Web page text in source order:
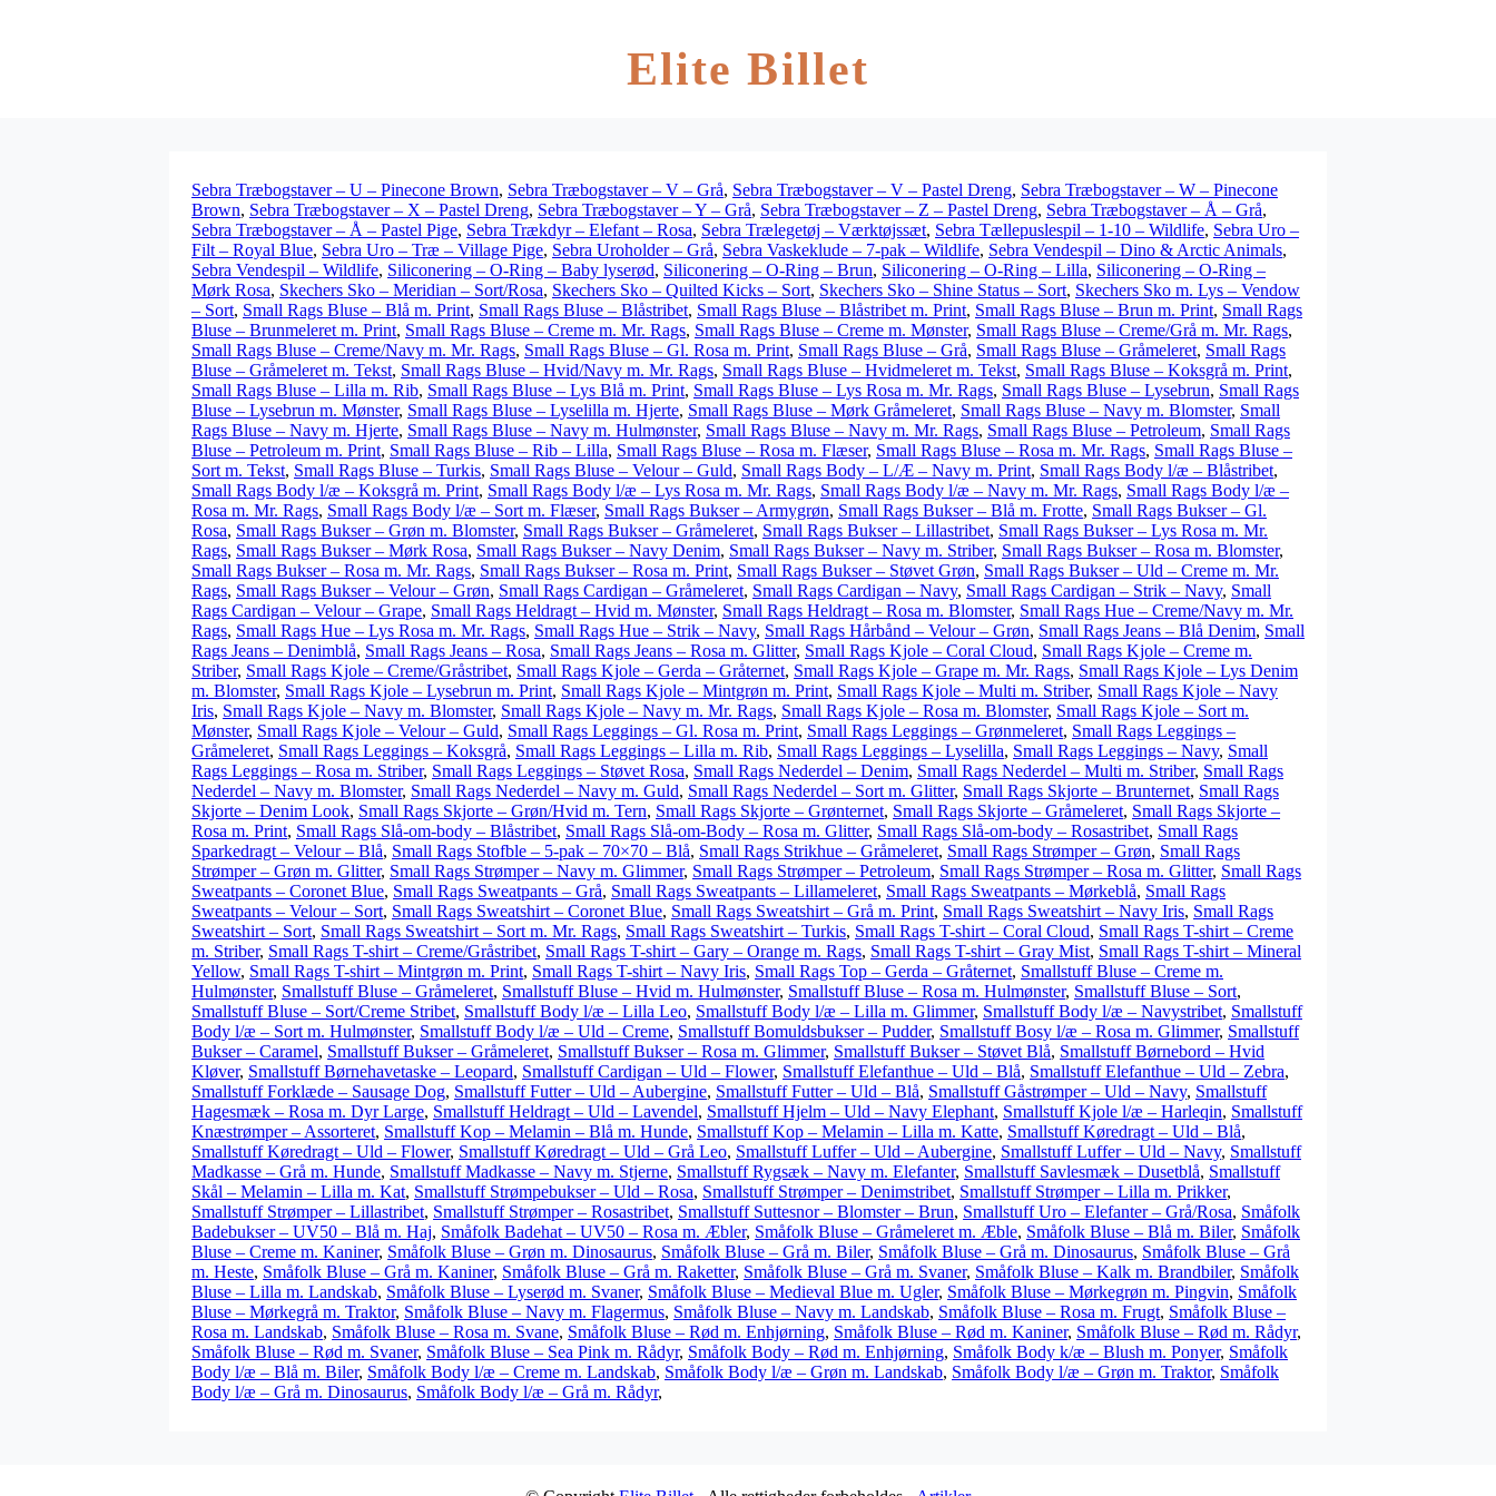
Elite Billet
Sebra Træbogstaver – U – Pinecone Brown, Sebra Træbogstaver – V – Grå, Sebra Træbogstaver – V – Pastel Dreng, Sebra Træbogstaver – W – Pinecone
Brown, Sebra Træbogstaver – X – Pastel Dreng, Sebra Træbogstaver – Y – Grå, Sebra Træbogstaver – Z – Pastel Dreng, Sebra Træbogstaver – Å – Grå,
Sebra Træbogstaver – Å – Pastel Pige, Sebra Trækdyr – Elefant – Rosa, Sebra Trælegetøj – Værktøjssæt, Sebra Tællepuslespil – 1-10 – Wildlife, Sebra Uro –
Filt – Royal Blue, Sebra Uro – Træ – Village Pige, Sebra Uroholder – Grå, Sebra Vaskeklude – 7-pak – Wildlife, Sebra Vendespil – Dino & Arctic Animals,
Sebra Vendespil – Wildlife, Siliconering – O-Ring – Baby lyserød, Siliconering – O-Ring – Brun, Siliconering – O-Ring – Lilla, Siliconering – O-Ring –
Mørk Rosa, Skechers Sko – Meridian – Sort/Rosa, Skechers Sko – Quilted Kicks – Sort, Skechers Sko – Shine Status – Sort, Skechers Sko m. Lys – Vendow
– Sort, Small Rags Bluse – Blå m. Print, Small Rags Bluse – Blåstribet, Small Rags Bluse – Blåstribet m. Print, Small Rags Bluse – Brun m. Print, Small Rags
Bluse – Brunmeleret m. Print, Small Rags Bluse – Creme m. Mr. Rags, Small Rags Bluse – Creme m. Mønster, Small Rags Bluse – Creme/Grå m. Mr. Rags,
Small Rags Bluse – Creme/Navy m. Mr. Rags, Small Rags Bluse – Gl. Rosa m. Print, Small Rags Bluse – Grå, Small Rags Bluse – Gråmeleret, Small Rags
Bluse – Gråmeleret m. Tekst, Small Rags Bluse – Hvid/Navy m. Mr. Rags, Small Rags Bluse – Hvidmeleret m. Tekst, Small Rags Bluse – Koksgrå m. Print,
Small Rags Bluse – Lilla m. Rib, Small Rags Bluse – Lys Blå m. Print, Small Rags Bluse – Lys Rosa m. Mr. Rags, Small Rags Bluse – Lysebrun, Small Rags
Bluse – Lysebrun m. Mønster, Small Rags Bluse – Lyselilla m. Hjerte, Small Rags Bluse – Mørk Gråmeleret, Small Rags Bluse – Navy m. Blomster, Small
Rags Bluse – Navy m. Hjerte, Small Rags Bluse – Navy m. Hulmønster, Small Rags Bluse – Navy m. Mr. Rags, Small Rags Bluse – Petroleum, Small Rags
Bluse – Petroleum m. Print, Small Rags Bluse – Rib – Lilla, Small Rags Bluse – Rosa m. Flæser, Small Rags Bluse – Rosa m. Mr. Rags, Small Rags Bluse –
Sort m. Tekst, Small Rags Bluse – Turkis, Small Rags Bluse – Velour – Guld, Small Rags Body – L/Æ – Navy m. Print, Small Rags Body l/æ – Blåstribet,
Small Rags Body l/æ – Koksgrå m. Print, Small Rags Body l/æ – Lys Rosa m. Mr. Rags, Small Rags Body l/æ – Navy m. Mr. Rags, Small Rags Body l/æ –
Rosa m. Mr. Rags, Small Rags Body l/æ – Sort m. Flæser, Small Rags Bukser – Armygrøn, Small Rags Bukser – Blå m. Frotte, Small Rags Bukser – Gl.
Rosa, Small Rags Bukser – Grøn m. Blomster, Small Rags Bukser – Gråmeleret, Small Rags Bukser – Lillastribet, Small Rags Bukser – Lys Rosa m. Mr.
Rags, Small Rags Bukser – Mørk Rosa, Small Rags Bukser – Navy Denim, Small Rags Bukser – Navy m. Striber, Small Rags Bukser – Rosa m. Blomster,
Small Rags Bukser – Rosa m. Mr. Rags, Small Rags Bukser – Rosa m. Print, Small Rags Bukser – Støvet Grøn, Small Rags Bukser – Uld – Creme m. Mr.
Rags, Small Rags Bukser – Velour – Grøn, Small Rags Cardigan – Gråmeleret, Small Rags Cardigan – Navy, Small Rags Cardigan – Strik – Navy, Small
Rags Cardigan – Velour – Grape, Small Rags Heldragt – Hvid m. Mønster, Small Rags Heldragt – Rosa m. Blomster, Small Rags Hue – Creme/Navy m. Mr.
Rags, Small Rags Hue – Lys Rosa m. Mr. Rags, Small Rags Hue – Strik – Navy, Small Rags Hårbånd – Velour – Grøn, Small Rags Jeans – Blå Denim, Small
Rags Jeans – Denimblå, Small Rags Jeans – Rosa, Small Rags Jeans – Rosa m. Glitter, Small Rags Kjole – Coral Cloud, Small Rags Kjole – Creme m.
Striber, Small Rags Kjole – Creme/Gråstribet, Small Rags Kjole – Gerda – Gråternet, Small Rags Kjole – Grape m. Mr. Rags, Small Rags Kjole – Lys Denim
m. Blomster, Small Rags Kjole – Lysebrun m. Print, Small Rags Kjole – Mintgrøn m. Print, Small Rags Kjole – Multi m. Striber, Small Rags Kjole – Navy
Iris, Small Rags Kjole – Navy m. Blomster, Small Rags Kjole – Navy m. Mr. Rags, Small Rags Kjole – Rosa m. Blomster, Small Rags Kjole – Sort m.
Mønster, Small Rags Kjole – Velour – Guld, Small Rags Leggings – Gl. Rosa m. Print, Small Rags Leggings – Grønmeleret, Small Rags Leggings –
Gråmeleret, Small Rags Leggings – Koksgrå, Small Rags Leggings – Lilla m. Rib, Small Rags Leggings – Lyselilla, Small Rags Leggings – Navy, Small
Rags Leggings – Rosa m. Striber, Small Rags Leggings – Støvet Rosa, Small Rags Nederdel – Denim, Small Rags Nederdel – Multi m. Striber, Small Rags
Nederdel – Navy m. Blomster, Small Rags Nederdel – Navy m. Guld, Small Rags Nederdel – Sort m. Glitter, Small Rags Skjorte – Brunternet, Small Rags
Skjorte – Denim Look, Small Rags Skjorte – Grøn/Hvid m. Tern, Small Rags Skjorte – Grønternet, Small Rags Skjorte – Gråmeleret, Small Rags Skjorte –
Rosa m. Print, Small Rags Slå-om-body – Blåstribet, Small Rags Slå-om-Body – Rosa m. Glitter, Small Rags Slå-om-body – Rosastribet, Small Rags
Sparkedragt – Velour – Blå, Small Rags Stofble – 5-pak – 70×70 – Blå, Small Rags Strikhue – Gråmeleret, Small Rags Strømper – Grøn, Small Rags
Strømper – Grøn m. Glitter, Small Rags Strømper – Navy m. Glimmer, Small Rags Strømper – Petroleum, Small Rags Strømper – Rosa m. Glitter, Small Rags
Sweatpants – Coronet Blue, Small Rags Sweatpants – Grå, Small Rags Sweatpants – Lillameleret, Small Rags Sweatpants – Mørkeblå, Small Rags
Sweatpants – Velour – Sort, Small Rags Sweatshirt – Coronet Blue, Small Rags Sweatshirt – Grå m. Print, Small Rags Sweatshirt – Navy Iris, Small Rags
Sweatshirt – Sort, Small Rags Sweatshirt – Sort m. Mr. Rags, Small Rags Sweatshirt – Turkis, Small Rags T-shirt – Coral Cloud, Small Rags T-shirt – Creme
m. Striber, Small Rags T-shirt – Creme/Gråstribet, Small Rags T-shirt – Gary – Orange m. Rags, Small Rags T-shirt – Gray Mist, Small Rags T-shirt – Mineral
Yellow, Small Rags T-shirt – Mintgrøn m. Print, Small Rags T-shirt – Navy Iris, Small Rags Top – Gerda – Gråternet, Smallstuff Bluse – Creme m.
Hulmønster, Smallstuff Bluse – Gråmeleret, Smallstuff Bluse – Hvid m. Hulmønster, Smallstuff Bluse – Rosa m. Hulmønster, Smallstuff Bluse – Sort,
Smallstuff Bluse – Sort/Creme Stribet, Smallstuff Body l/æ – Lilla Leo, Smallstuff Body l/æ – Lilla m. Glimmer, Smallstuff Body l/æ – Navystribet, Smallstuff
Body l/æ – Sort m. Hulmønster, Smallstuff Body l/æ – Uld – Creme, Smallstuff Bomuldsbukser – Pudder, Smallstuff Bosy l/æ – Rosa m. Glimmer, Smallstuff
Bukser – Caramel, Smallstuff Bukser – Gråmeleret, Smallstuff Bukser – Rosa m. Glimmer, Smallstuff Bukser – Støvet Blå, Smallstuff Børnebord – Hvid
Kløver, Smallstuff Børnehavetaske – Leopard, Smallstuff Cardigan – Uld – Flower, Smallstuff Elefanthue – Uld – Blå, Smallstuff Elefanthue – Uld – Zebra,
Smallstuff Forklæde – Sausage Dog, Smallstuff Futter – Uld – Aubergine, Smallstuff Futter – Uld – Blå, Smallstuff Gåstrømper – Uld – Navy, Smallstuff
Hagesmæk – Rosa m. Dyr Large, Smallstuff Heldragt – Uld – Lavendel, Smallstuff Hjelm – Uld – Navy Elephant, Smallstuff Kjole l/æ – Harleqin, Smallstuff
Knæstrømper – Assorteret, Smallstuff Kop – Melamin – Blå m. Hunde, Smallstuff Kop – Melamin – Lilla m. Katte, Smallstuff Køredragt – Uld – Blå,
Smallstuff Køredragt – Uld – Flower, Smallstuff Køredragt – Uld – Grå Leo, Smallstuff Luffer – Uld – Aubergine, Smallstuff Luffer – Uld – Navy, Smallstuff
Madkasse – Grå m. Hunde, Smallstuff Madkasse – Navy m. Stjerne, Smallstuff Rygsæk – Navy m. Elefanter, Smallstuff Savlesmæk – Dusetblå, Smallstuff
Skål – Melamin – Lilla m. Kat, Smallstuff Strømpebukser – Uld – Rosa, Smallstuff Strømper – Denimstribet, Smallstuff Strømper – Lilla m. Prikker,
Smallstuff Strømper – Lillastribet, Smallstuff Strømper – Rosastribet, Smallstuff Suttesnor – Blomster – Brun, Smallstuff Uro – Elefanter – Grå/Rosa, Småfolk
Badebukser – UV50 – Blå m. Haj, Småfolk Badehat – UV50 – Rosa m. Æbler, Småfolk Bluse – Gråmeleret m. Æble, Småfolk Bluse – Blå m. Biler, Småfolk
Bluse – Creme m. Kaniner, Småfolk Bluse – Grøn m. Dinosaurus, Småfolk Bluse – Grå m. Biler, Småfolk Bluse – Grå m. Dinosaurus, Småfolk Bluse – Grå
m. Heste, Småfolk Bluse – Grå m. Kaniner, Småfolk Bluse – Grå m. Raketter, Småfolk Bluse – Grå m. Svaner, Småfolk Bluse – Kalk m. Brandbiler, Småfolk
Bluse – Lilla m. Landskab, Småfolk Bluse – Lyserød m. Svaner, Småfolk Bluse – Medieval Blue m. Ugler, Småfolk Bluse – Mørkegrøn m. Pingvin, Småfolk
Bluse – Mørkegrå m. Traktor, Småfolk Bluse – Navy m. Flagermus, Småfolk Bluse – Navy m. Landskab, Småfolk Bluse – Rosa m. Frugt, Småfolk Bluse –
Rosa m. Landskab, Småfolk Bluse – Rosa m. Svane, Småfolk Bluse – Rød m. Enhjørning, Småfolk Bluse – Rød m. Kaniner, Småfolk Bluse – Rød m. Rådyr,
Småfolk Bluse – Rød m. Svaner, Småfolk Bluse – Sea Pink m. Rådyr, Småfolk Body – Rød m. Enhjørning, Småfolk Body k/æ – Blush m. Ponyer, Småfolk
Body l/æ – Blå m. Biler, Småfolk Body l/æ – Creme m. Landskab, Småfolk Body l/æ – Grøn m. Landskab, Småfolk Body l/æ – Grøn m. Traktor, Småfolk
Body l/æ – Grå m. Dinosaurus, Småfolk Body l/æ – Grå m. Rådyr,